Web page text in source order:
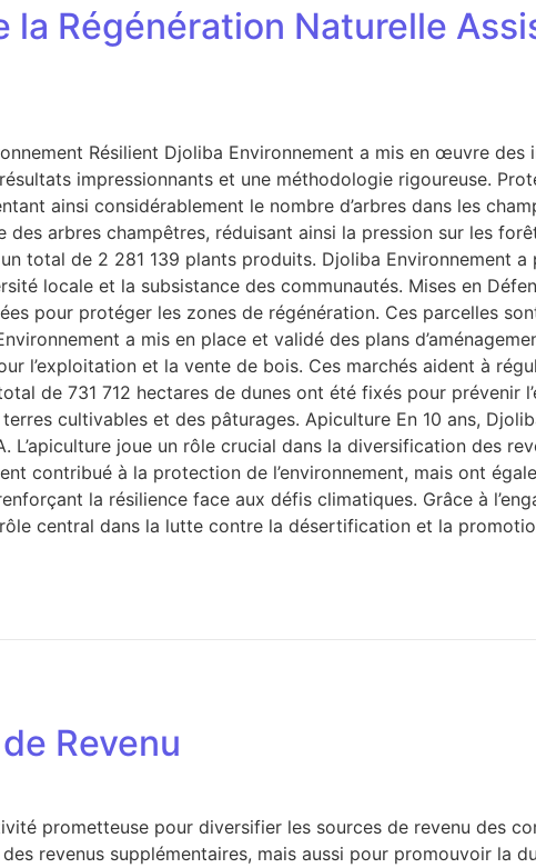
la Régénération Naturelle
Résilient Djoliba Environnement a mis en œuvre
impressionnants et une méthodologie rigoureuse.
ainsi considérablement le nombre d’arbres dans les
des arbres champêtres, réduisant ainsi la pression sur les
total de 2 281 139 plants produits. Djoliba Environnement a
locale et la subsistance des communautés. Mises en
pour protéger les zones de régénération. Ces parcelles
a mis en place et validé des plans
l’exploitation et la vente de bois. Ces marchés aident à
de 731 712 hectares de dunes ont été fixés pour prévenir
cultivables et des pâturages. Apiculture En 10 ans,
joue un rôle crucial dans la diversification des
contribué à la protection de l’environnement, mais ont
la résilience face aux défis climatiques. Grâce à
central dans la lutte contre la désertification et la
Revenu
prometteuse pour diversifier les sources de revenu des
revenus supplémentaires, mais aussi pour promouvoir la